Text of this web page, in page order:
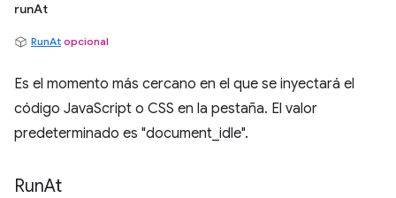
runAt
RunAt opcional
Es el momento más cercano en el que se inyectará el
código JavaScript o CSS en la pestaña. El valor
predeterminado es "document_idle".
RunAt